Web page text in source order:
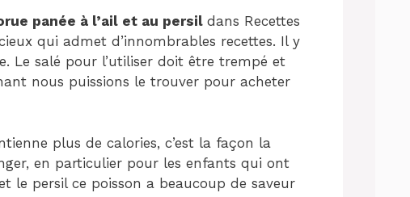
panée à l’ail et au persil dans Recettes
qui admet d’innombrables recettes. Il y
Le salé pour l’utiliser doit être trempé et
nous puissions le trouver pour acheter
plus de calories, c’est la façon la
en particulier pour les enfants qui ont
le persil ce poisson a beaucoup de saveur